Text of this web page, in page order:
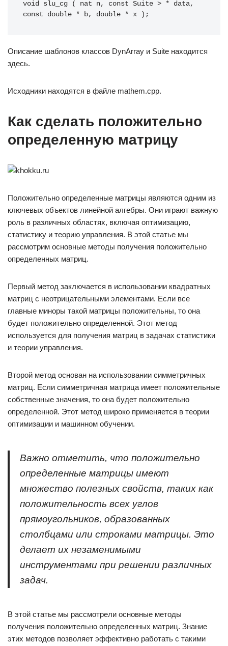
void slu_cg ( nat n, const Suite > * data,
const double * b, double * x );
Описание шаблонов классов DynArray и Suite находится
здесь.
Исходники находятся в файле mathem.cpp.
Как сделать положительно
определенную матрицу
Положительно определенные матрицы являются одним из
ключевых объектов линейной алгебры. Они играют важную
роль в различных областях, включая оптимизацию,
статистику и теорию управления. В этой статье мы
рассмотрим основные методы получения положительно
определенных матриц.
Первый метод заключается в использовании квадратных
матриц с неотрицательными элементами. Если все
главные миноры такой матрицы положительны, то она
будет положительно определенной. Этот метод
используется для получения матриц в задачах статистики
и теории управления.
Второй метод основан на использовании симметричных
матриц. Если симметричная матрица имеет положительные
собственные значения, то она будет положительно
определенной. Этот метод широко применяется в теории
оптимизации и машинном обучении.
Важно отметить, что положительно
определенные матрицы имеют
множество полезных свойств, таких как
положительность всех углов
прямоугольников, образованных
столбцами или строками матрицы. Это
делает их незаменимыми
инструментами при решении различных
задач.
В этой статье мы рассмотрели основные методы
получения положительно определенных матриц. Знание
этих методов позволяет эффективно работать с такими